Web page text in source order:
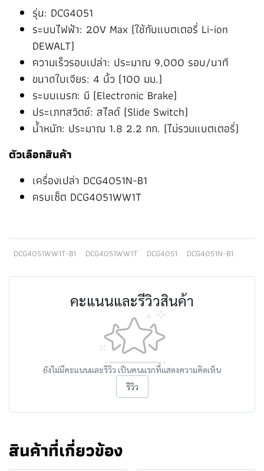
รุ่น: DCG4051
ระบบไฟฟ้า: 20V Max (ใช้กับแบตเตอรี่ Li-ion
DEWALT)
ความเร็วรอบเปล่า: ประมาณ 9,000 รอบ/นาที
ขนาดใบเจียร: 4 นิ้ว (100 มม.)
ระบบเบรก: มี (Electronic Brake)
ประเภทสวิตช์: สไลด์ (Slide Switch)
น้ำหนัก: ประมาณ 1.8 2.2 กก. (ไม่รวมแบตเตอรี่)
ตัวเลือกสินค้า
เครื่องเปล่า DCG4051N-B1
ครบเซ็ต DCG4051WW1T
DCG4051WW1T-B1 DCG4051WW1T DCG4051 DCG4051N-B1
คะแนนและรีวิวสินค้า
ยังไม่มีคะแนนและรีวิว เป็นคนแรกที่แสดงความคิดเห็น
รีวิว
สินค้าที่เกี่ยวข้อง